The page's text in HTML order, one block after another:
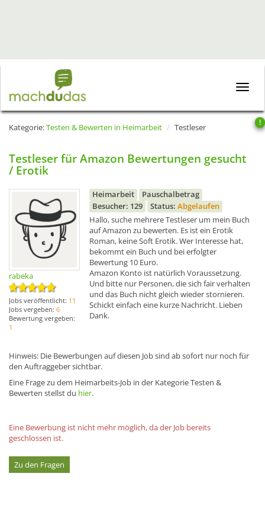
Toggle
!
Kategorie:Testen & Bewerten in Heimarbeit Testleser
Testleser für Amazon Bewertungen gesucht
/ Erotik
rabeka
Jobs veröffentlicht: 11
Jobs vergeben: 6
Bewertung vergeben:
1
Heimarbeit
Pauschalbetrag
Besucher: 129
Status: Abgelaufen
Hallo, suche mehrere Testleser um mein Buch
auf Amazon zu bewerten. Es ist ein Erotik
Roman, keine Soft Erotik. Wer Interesse hat,
bekommt ein Buch und bei erfolgter
Bewertung 10 Euro.
Amazon Konto ist natürlich Voraussetzung.
Und bitte nur Personen, die sich fair verhalten
und das Buch nicht gleich wieder stornieren.
Schickt einfach eine kurze Nachricht. Lieben
Dank.
Hinweis: Die Bewerbungen auf diesen Job sind ab sofort nur noch für
den Auftraggeber sichtbar.
Eine Frage zu dem Heimarbeits-Job in der Kategorie Testen &
Bewerten stellst du hier.
Eine Bewerbung ist nicht mehr möglich, da der Job bereits
geschlossen ist.
Zu den Fragen